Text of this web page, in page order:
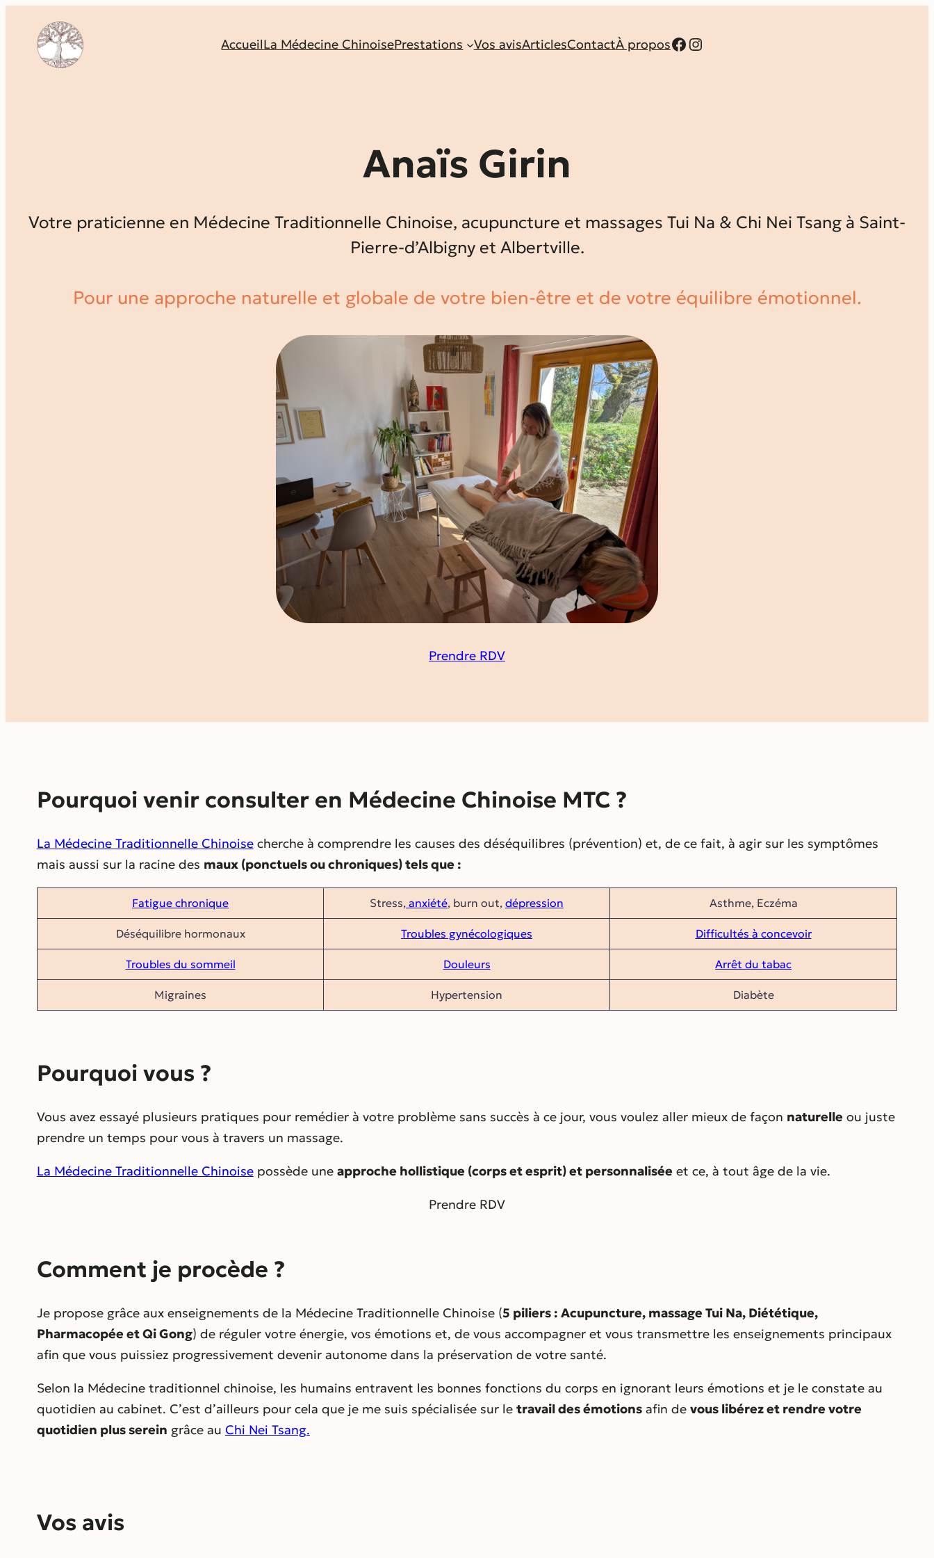
AccueilLa Médecine ChinoisePrestations Vos avisArticlesContactÀ proposFacebook
Instagram
Anaïs Girin
Votre praticienne en Médecine Traditionnelle Chinoise, acupuncture et massages Tui Na & Chi Nei Tsang à Saint-
Pierre-d’Albigny et Albertville.
Pour une approche naturelle et globale de votre bien-être et de votre équilibre émotionnel.
Prendre RDV
Pourquoi venir consulter en Médecine Chinoise MTC ?
La Médecine Traditionnelle Chinoisecherche à comprendre les causes des déséquilibres (prévention) et, de ce fait, à agir sur les symptômes
mais aussi sur la racine des maux (ponctuels ou chroniques) tels que :
Fatigue chronique Stress, anxiété, burn out, dépression Asthme, Eczéma
Déséquilibre hormonaux Troubles gynécologiques Difficultés à concevoir
Troubles du sommeil Douleurs Arrêt du tabac
Migraines Hypertension Diabète
Pourquoi vous ?
Vous avez essayé plusieurs pratiques pour remédier à votre problème sans succès à ce jour, vous voulez aller mieux de façon naturelleou juste
prendre un temps pour vous à travers un massage.
La Médecine Traditionnelle Chinoisepossède une approche hollistique (corps et esprit) et personnaliséeet ce, à tout âge de la vie.
Prendre RDV
Comment je procède ?
Je propose grâce aux enseignements de la Médecine Traditionnelle Chinoise (5 piliers : Acupuncture, massage Tui Na, Diététique,
Pharmacopée et Qi Gong) de réguler votre énergie, vos émotions et, de vous accompagner et vous transmettre les enseignements principaux
afin que vous puissiez progressivement devenir autonome dans la préservation de votre santé.
Selon la Médecine traditionnel chinoise, les humains entravent les bonnes fonctions du corps en ignorant leurs émotions et je le constate au
quotidien au cabinet. C’est d’ailleurs pour cela que je me suis spécialisée sur le travail des émotionsafin de vous libérez et rendre votre
quotidien plus serein grâce au Chi Nei Tsang.
Vos avis